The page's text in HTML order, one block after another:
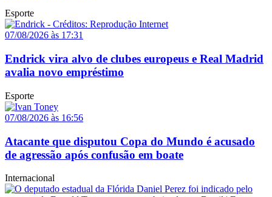
Esporte
07/08/2026 às 17:31
Endrick vira alvo de clubes europeus e Real Madrid
avalia novo empréstimo
Esporte
07/08/2026 às 16:56
Atacante que disputou Copa do Mundo é acusado
de agressão após confusão em boate
Internacional